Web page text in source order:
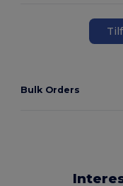
Bulk Orders